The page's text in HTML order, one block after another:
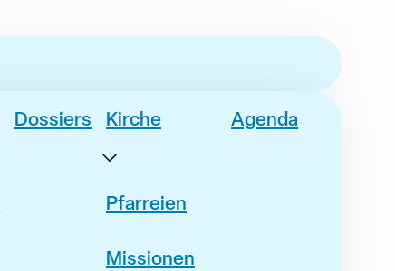
Dossiers Kirche
Pfarreien
Missionen
Agenda